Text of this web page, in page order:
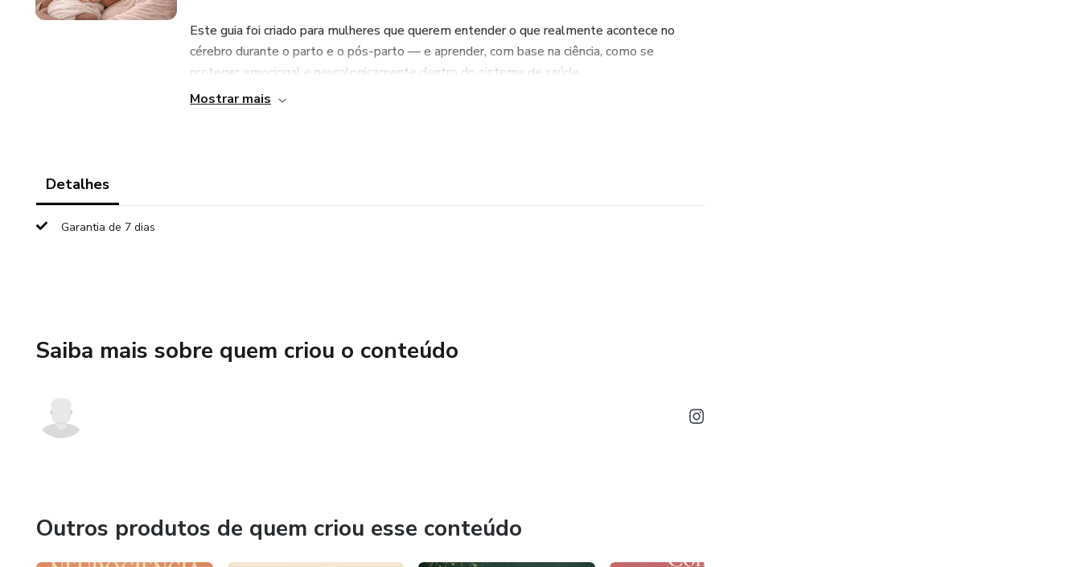
Este guia foi criado para mulheres que querem entender o que realmente acontece no
cérebro durante o parto e o pós-parto — e aprender, com base na ciência, como se
proteger emocional e neurologicamente dentro do sistema de saúde.
Mostrar mais
Detalhes
Garantia de 7 dias
Saiba mais sobre quem criou o conteúdo
Outros produtos de quem criou esse conteúdo